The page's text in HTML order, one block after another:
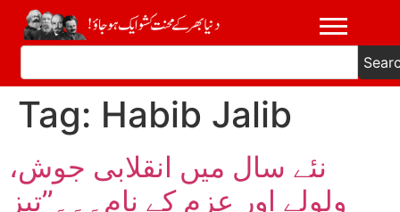
Tag: Habib Jalib
نئے سال میں انقلابی جوش،
ولولے اور عزم کے نام۔۔۔’’تیز